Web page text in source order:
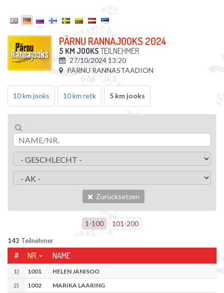
PÄRNU RANNAJOOKS 2024
5 KM JOOKSTEILNEHMER
27/10/2024 13:20
PÄRNU RANNASTAADION
10 km jooks 10 km retk 5 km jooks
Zurücksetzen
1-100 101-200
143 Teilnehmer
# NR. NAME
1) 1001
HELEN JANISOO
2) 1002
MARIKA LAARING